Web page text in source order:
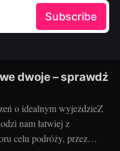
Subscribe
dwoje – sprawdź
o idealnym wyjeździeZ
nam łatwiej z
celu podróży, przez